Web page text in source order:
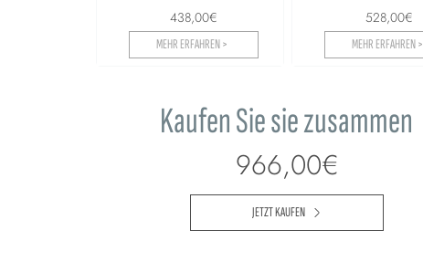
438,00€
MEHR ERFAHREN >
528,00€
MEHR ERFAHREN >
Kaufen Sie sie zusammen
966,00€
JETZT KAUFEN